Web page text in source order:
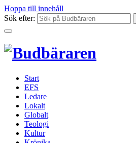
Hoppa till innehåll
Sök efter:
Start
EFS
Ledare
Lokalt
Globalt
Teologi
Kultur